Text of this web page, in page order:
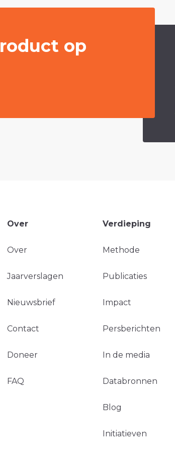
op
Over
Over
Jaarverslagen
Nieuwsbrief
Contact
Doneer
FAQ
Verdieping
Methode
Publicaties
Impact
Persberichten
In de media
Databronnen
Blog
Initiatieven